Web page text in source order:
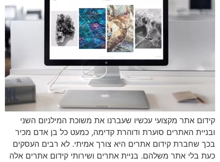
קידום אתר מקצועי עכשיו שעברנו את משוכת המילניום השני
ובניית האתרים סוערת ודוהרת קדימה, כמעט כל בן אדם מכיר
בכך שחברת קידום אתרים היא צורך אמיתי. לא רבים העסקים
כעת בלי אתר משלהם. בניית אתרים ושירותי קידום אתרים אלה